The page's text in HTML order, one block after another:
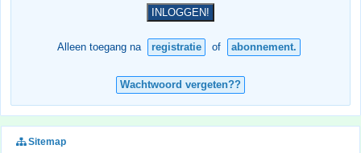
Alleen toegang na registratie of abonnement.
Wachtwoord vergeten??
Sitemap